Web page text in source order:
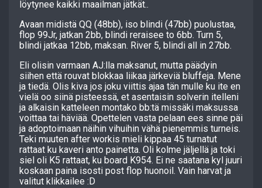
löytynee kaikki maailman jätkät..
Avaan midistä QQ (48bb), iso blindi (47bb) puolustaa,
flop 99Jr, jatkan 2bb, blindi reraisee to 6bb. Turn 5,
blindi jatkaa 12bb, maksan. River 5, blindi all in 27bb.
Eli olisin varmaan AJ:lla maksanut, mutta päädyin
siihen että rouvat blokkaa liikaa järkeviä bluffeja. Mene
ja tiedä. Olis kiva jos joku viittis ajaa tän mulle ku ite en
vielä oo siinä pisteessä, et asentaisin solverin itelleni
ja alkaisin katteleen montako bb:tä missäki maksussa
voittaa tai häviää. Opettelen vasta pelaan ees sinne päi
ja adoptoimaan näihin vihuihin vähä pienemmis turneis.
Teki muuten after workis mieli kippaa 45 turnatut
rattaat ku kaveri anto painetta. Oli kolme jäljellä ja toki
siel oli K5 rattaat, ku board K954. Ei ne saatana kyl juuri
koskaan paina isosti post flop huonoil. Vain harvat ja
valitut klikkailee :D